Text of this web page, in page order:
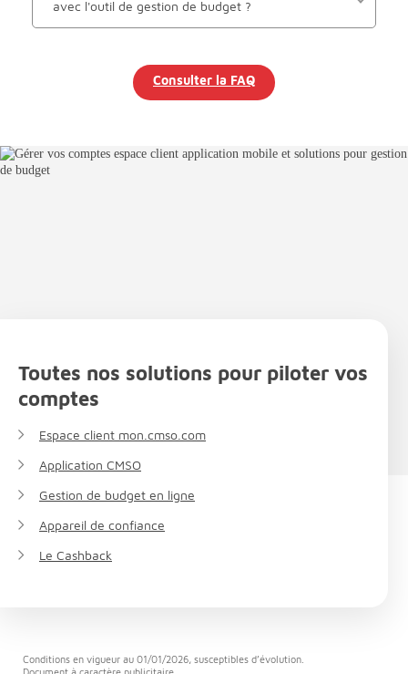
avec l'outil de gestion de budget ?
Consulter la FAQ
Toutes nos solutions pour piloter vos
comptes
Espace client mon.cmso.com
Application CMSO
Gestion de budget en ligne
Appareil de confiance
Le Cashback
Conditions en vigueur au 01/01/2026, susceptibles d’évolution.
Document à caractère publicitaire.